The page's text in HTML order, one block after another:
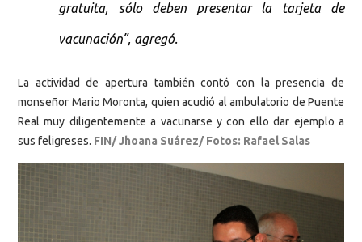
gratuita, sólo deben presentar la tarjeta de
vacunación”, agregó.
La actividad de apertura también contó con la presencia de
monseñor Mario Moronta, quien acudió al ambulatorio de Puente
Real muy diligentemente a vacunarse y con ello dar ejemplo a
sus feligreses. FIN/ Jhoana Suárez/ Fotos: Rafael Salas